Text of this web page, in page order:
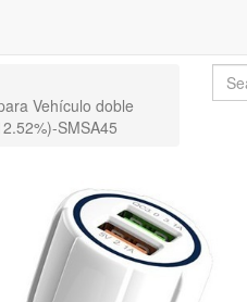
Vehículo doble
SMSA45